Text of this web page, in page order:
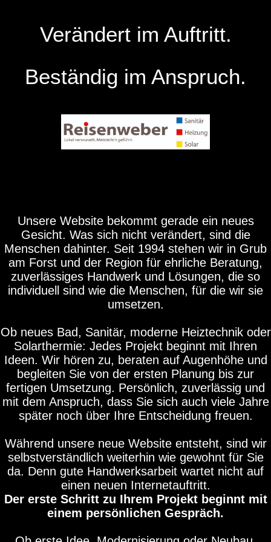
Verändert im Auftritt.
Beständig im Anspruch.
Unsere Website bekommt gerade ein neues
Gesicht. Was sich nicht verändert, sind die
Menschen dahinter. Seit 1994 stehen wir in Grub
am Forst und der Region für ehrliche Beratung,
zuverlässiges Handwerk und Lösungen, die so
individuell sind wie die Menschen, für die wir sie
umsetzen.
Ob neues Bad, Sanitär, moderne Heiztechnik oder
Solarthermie: Jedes Projekt beginnt mit Ihren
Ideen. Wir hören zu, beraten auf Augenhöhe und
begleiten Sie von der ersten Planung bis zur
fertigen Umsetzung. Persönlich, zuverlässig und
mit dem Anspruch, dass Sie sich auch viele Jahre
später noch über Ihre Entscheidung freuen.
Während unsere neue Website entsteht, sind wir
selbstverständlich weiterhin wie gewohnt für Sie
da. Denn gute Handwerksarbeit wartet nicht auf
einen neuen Internetauftritt.
Der erste Schritt zu Ihrem Projekt beginnt mit
einem persönlichen Gespräch.